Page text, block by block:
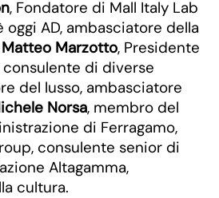
, Fondatore di Mall Italy Lab
oggi AD, ambasciatore della
Matteo Marzotto, Presidente
di diverse
del lusso, ambasciatore
Norsa, membro del
di Ferragamo,
consulente senior di
Altagamma,
cultura.